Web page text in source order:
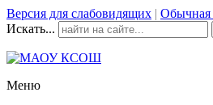
Версия для слабовидящих | Обычная
Искать...
Меню